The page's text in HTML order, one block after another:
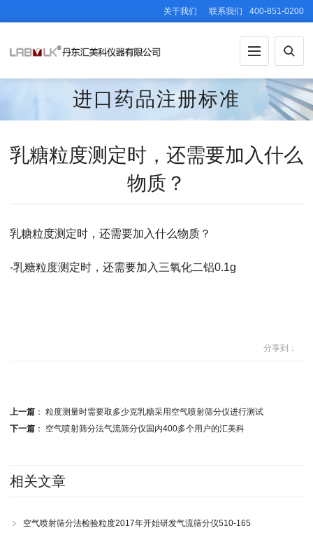
关于我们 联系我们 400-851-0200
进口药品注册标准
JF201700090
乳糖粒度测定时，还需要加入什么
物质？
乳糖粒度测定时，还需要加入什么物质？
-乳糖粒度测定时，还需要加入三氧化二铝0.1g
分享到：
上一篇： 粒度测量时需要取多少克乳糖采用空气喷射筛分仪进行测试
下一篇： 空气喷射筛分法气流筛分仪国内400多个用户的汇美科
相关文章
空气喷射筛分法检验粒度2017年开始研发气流筛分仪510-165